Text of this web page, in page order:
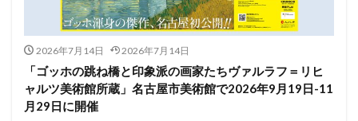
2026年7月14日 2026年7月14日
「ゴッホの跳ね橋と印象派の画家たちヴァルラフ＝リヒ
ャルツ美術館所蔵」名古屋市美術館で2026年9月19日-11
月29日に開催